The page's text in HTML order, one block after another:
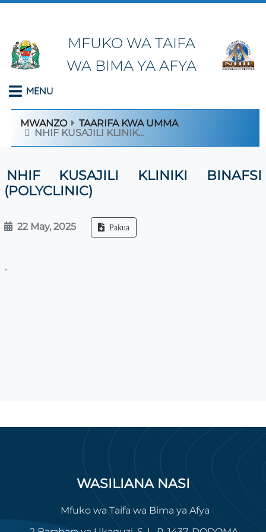
MFUKO WA TAIFA
WA BIMA YA AFYA
MENU
MWANZO
TAARIFA KWA UMMA
NHIF KUSAJILI KLINIK...
NHIF KUSAJILI KLINIKI BINAFSI
(POLYCLINIC)
22 May, 2025 Pakua
-
WASILIANA NASI
Mfuko wa Taifa wa Bima ya Afya